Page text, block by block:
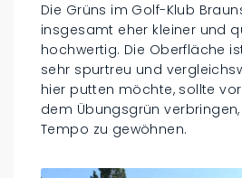
Die Grüns im Golf-Klub
insgesamt eher kleiner und
hochwertig. Die Oberfläche
sehr spurtreu und
hier putten möchte, sollte
dem Übungsgrün
Tempo zu gewöhnen.